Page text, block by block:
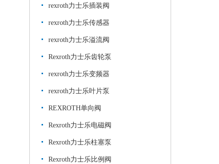
rexroth力士乐插装阀
rexroth力士乐传感器
rexroth力士乐溢流阀
Rexroth力士乐齿轮泵
rexroth力士乐变频器
rexroth力士乐叶片泵
REXROTH单向阀
Rexroth力士乐电磁阀
Rexroth力士乐柱塞泵
Rexroth力士乐比例阀